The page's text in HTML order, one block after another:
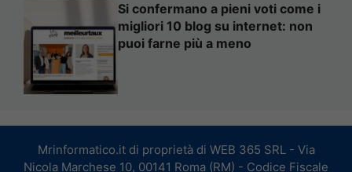
Si confermano a pieni voti come i
migliori 10 blog su internet: non
puoi farne più a meno
Mrinformatico.it di proprietà di WEB 365 SRL - Via
Nicola Marchese 10, 00141 Roma (RM) - Codice Fiscale